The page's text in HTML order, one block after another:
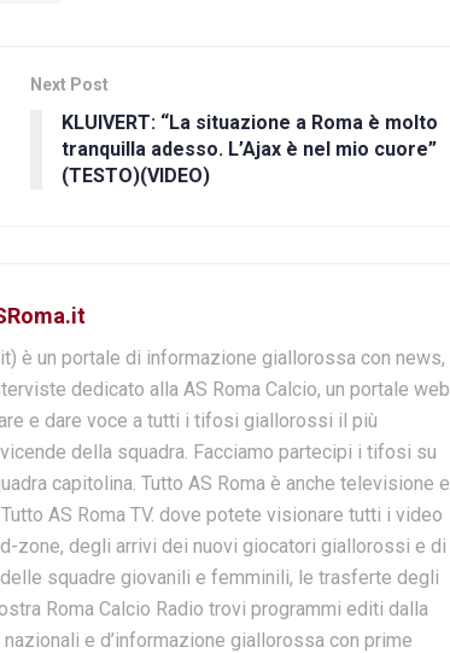
Next Post
KLUIVERT: “La situazione a Roma è molto
tranquilla adesso. L’Ajax è nel mio cuore”
(TESTO)(VIDEO)
è un portale di informazione giallorossa con news,
dedicato alla AS Roma Calcio, un portale web
e dare voce a tutti i tifosi giallorossi il più
della squadra. Facciamo partecipi i tifosi su
capitolina. Tutto AS Roma è anche televisione e
AS Roma TV. dove potete visionare tutti i video
zone, degli arrivi dei nuovi giocatori giallorossi e di
squadre giovanili e femminili, le trasferte degli
Roma Calcio Radio trovi programmi editi dalla
e d’informazione giallorossa con prime